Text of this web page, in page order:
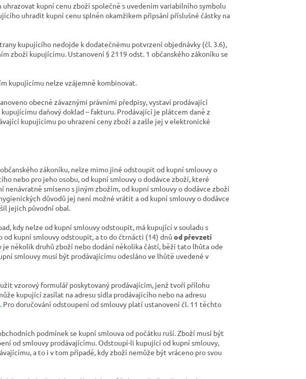
kupní cenu zboží společně s uvedením variabilního symbolu
uhradit kupní cenu splněn okamžikem připsání příslušné částky na
kupujícího nedojde k dodatečnému potvrzení objednávky (čl. 3.6),
zboží kupujícímu. Ustanovení § 2119 odst. 1 občanského zákoníku se
kupujícímu nelze vzájemně kombinovat.
obecně závaznými právními předpisy, vystaví prodávající
daňový doklad – fakturu. Prodávající je plátcem daně z
kupujícímu po uhrazení ceny zboží a zašle jej v elektronické
zákoníku, nelze mimo jiné odstoupit od kupní smlouvy o
nebo pro jeho osobu, od kupní smlouvy o dodávce zboží, které
smíseno s jiným zbožím, od kupní smlouvy o dodávce zboží
důvodů jej není možné vrátit a od kupní smlouvy o dodávce
jejich původní obal.
kdy nelze od kupní smlouvy odstoupit, má kupující v souladu s
od kupní smlouvy odstoupit, a to do čtrnácti (14) dnů od převzetí
několik druhů zboží nebo dodání několika částí, běží tato lhůta ode
smlouvy musí být prodávajícímu odesláno ve lhůtě uvedené v
vzorový formulář poskytovaný prodávajícím, jenž tvoří přílohu
kupující zasílat na adresu sídla prodávajícího nebo na adresu
. Pro doručování odstoupení od smlouvy platí ustanovení čl. 11 těchto
podmínek se kupní smlouva od počátku ruší. Zboží musí být
od smlouvy prodávajícímu. Odstoupí-li kupující od kupní smlouvy,
a to i v tom případě, kdy zboží nemůže být vráceno pro svou